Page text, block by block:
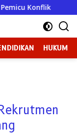
HUKUM